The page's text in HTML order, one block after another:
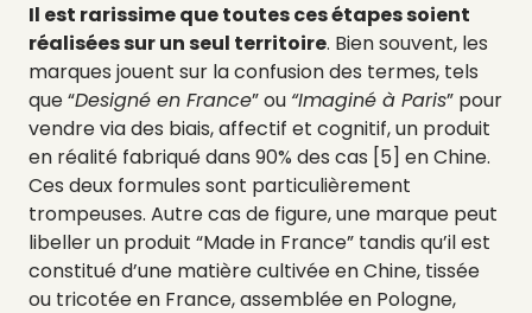
Il est rarissime que toutes ces étapes soient
réalisées sur un seul territoire. Bien souvent, les
marques jouent sur la confusion des termes, tels
que “Designé en France” ou “Imaginé à Paris” pour
vendre via des biais, affectif et cognitif, un produit
en réalité fabriqué dans 90% des cas [5] en Chine.
Ces deux formules sont particulièrement
trompeuses. Autre cas de figure, une marque peut
libeller un produit “Made in France” tandis qu’il est
constitué d’une matière cultivée en Chine, tissée
ou tricotée en France, assemblée en Pologne,